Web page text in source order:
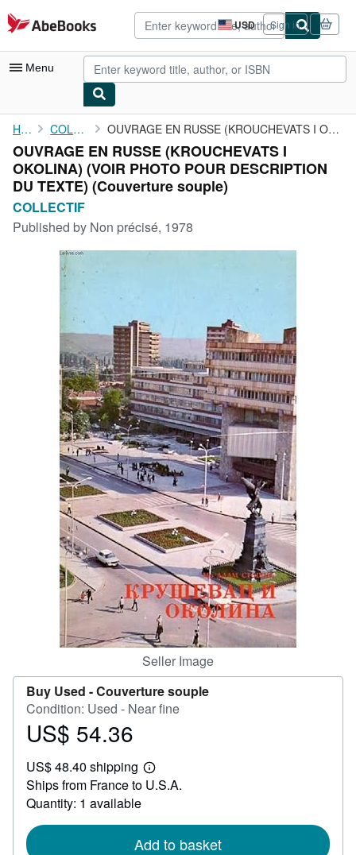
Skip to main content
AbeBooks.com USD
Site
shopping
preferences
Sign in
Menu
My Account
My Purchases
Advanced Search
Browse Collections
Art & Collectibles
Textbooks
Start Selling
CLOSE
Home COLLECTIF OUVRAGE EN RUSSE (KROUCHEVATS I OKOLINA) (VOIR PHOTO POUR ...
OUVRAGE EN RUSSE (KROUCHEVATS I
OKOLINA) (VOIR PHOTO POUR DESCRIPTION
DU TEXTE) (Couverture souple)
COLLECTIF
Published by Non précisé, 1978
Seller Image
Buy Used -Couverture souple
Condition: Used - Near fine
Price
54.36
US$ 54.36
US$ 48.40 shipping
Learn
more
Ships from France to U.S.A.
Quantity: 1 available
Add to basket